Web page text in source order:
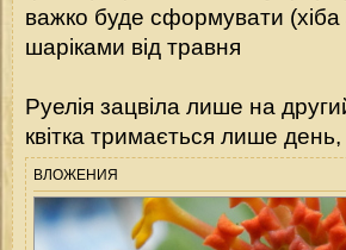
важко буде сформувати (хіба
шаріками від травня
Руелія зацвіла лише на
квітка тримається лише
ВЛОЖЕНИЯ